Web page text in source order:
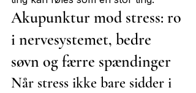
Akupunktur mod stress: ro
i nervesystemet, bedre
søvn og færre spændinger
Når stress ikke bare sidder i